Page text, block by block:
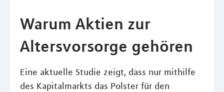
Warum Aktien zur
Altersvorsorge gehören
Eine aktuelle Studie zeigt, dass nur mithilfe
des Kapitalmarkts das Polster für den